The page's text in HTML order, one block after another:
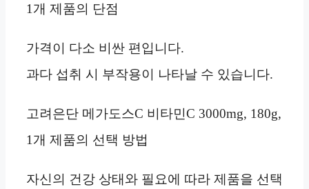
1개 제품의 단점
가격이 다소 비싼 편입니다.
과다 섭취 시 부작용이 나타날 수 있습니다.
고려은단 메가도스C 비타민C 3000mg, 180g,
1개 제품의 선택 방법
자신의 건강 상태와 필요에 따라 제품을 선택